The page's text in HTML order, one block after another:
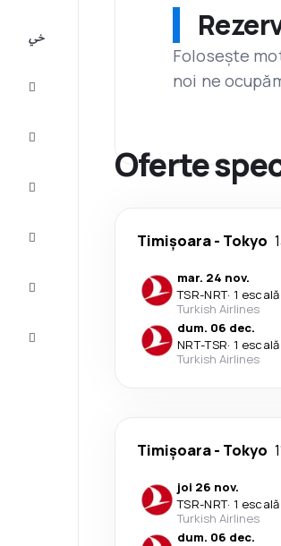
Folosește
noi ne
Oferte
Timișoara- Tokyo
mar. 24 nov.
TSR-NRT· 1 escală
Turkish Airlines
dum. 06 dec.
NRT-TSR· 1 escală
Turkish Airlines
Timișoara- Tokyo
joi 26 nov.
TSR-NRT· 1 escală
Turkish Airlines
dum. 06 dec.